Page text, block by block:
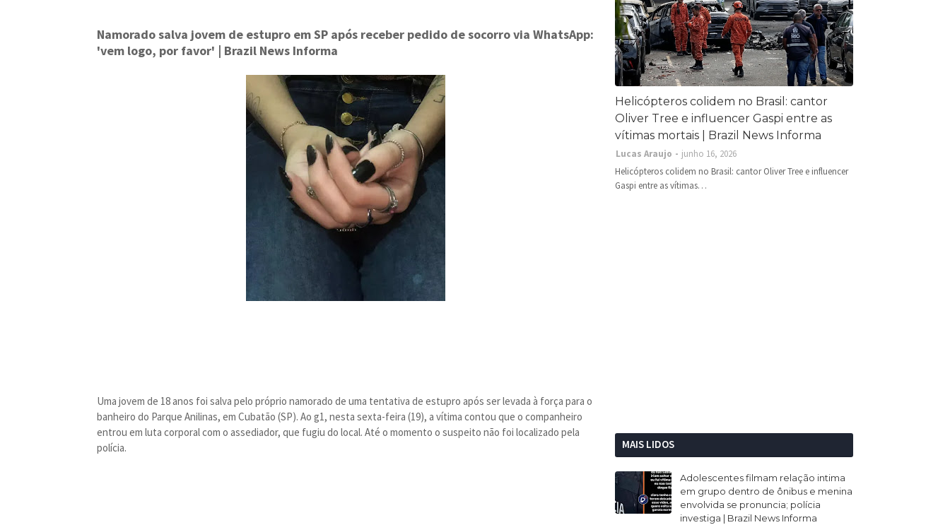
Namorado salva jovem de estupro em SP após receber pedido de socorro via WhatsApp:
'vem logo, por favor' | Brazil News Informa
Uma jovem de 18 anos foi salva pelo próprio namorado de uma tentativa de estupro após ser levada à força para o
banheiro do Parque Anilinas, em Cubatão (SP). Ao g1, nesta sexta-feira (19), a vítima contou que o companheiro
entrou em luta corporal com o assediador, que fugiu do local. Até o momento o suspeito não foi localizado pela
polícia.
Helicópteros colidem no Brasil: cantor
Oliver Tree e influencer Gaspi entre as
vítimas mortais | Brazil News Informa
Lucas Araujo
junho 16, 2026
Helicópteros colidem no Brasil: cantor Oliver Tree e influencer
Gaspi entre as vítimas…
MAIS LIDOS
Adolescentes filmam relação intima
em grupo dentro de ônibus e menina
envolvida se pronuncia; polícia
investiga | Brazil News Informa